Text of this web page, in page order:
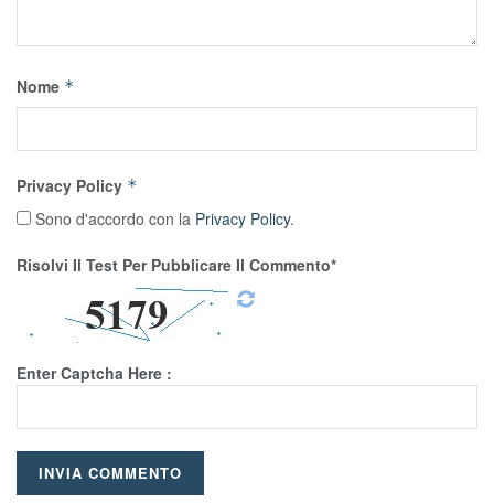
Nome *
Privacy Policy *
Sono d'accordo con la Privacy Policy.
Risolvi Il Test Per Pubblicare Il Commento*
Enter Captcha Here :